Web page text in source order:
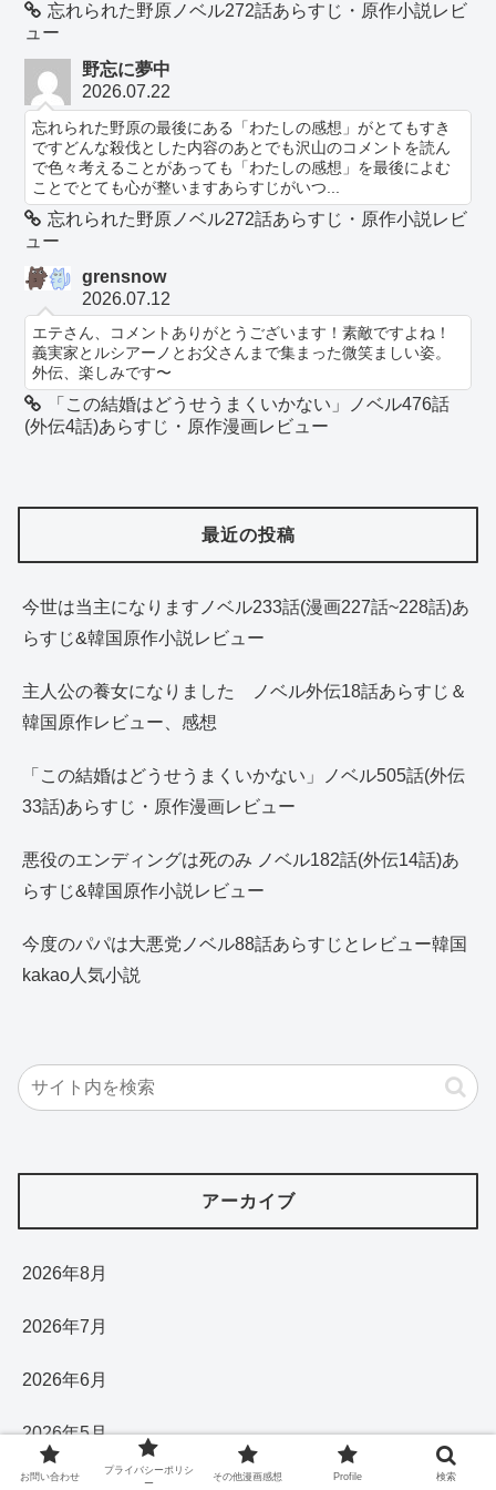
忘れられた野原ノベル272話あらすじ・原作小説レビ
ュー
野忘に夢中
2026.07.22
忘れられた野原の最後にある「わたしの感想」がとてもすき
ですどんな殺伐とした内容のあとでも沢山のコメントを読ん
で色々考えることがあっても「わたしの感想」を最後によむ
ことでとても心が整いますあらすじがいつ...
忘れられた野原ノベル272話あらすじ・原作小説レビ
ュー
grensnow
2026.07.12
エテさん、コメントありがとうございます！素敵ですよね！
義実家とルシアーノとお父さんまで集まった微笑ましい姿。
外伝、楽しみです〜
「この結婚はどうせうまくいかない」ノベル476話
(外伝4話)あらすじ・原作漫画レビュー
最近の投稿
今世は当主になりますノベル233話(漫画227話~228話)あ
らすじ&韓国原作小説レビュー
主人公の養女になりました ノベル外伝18話あらすじ＆
韓国原作レビュー、感想
「この結婚はどうせうまくいかない」ノベル505話(外伝
33話)あらすじ・原作漫画レビュー
悪役のエンディングは死のみ ノベル182話(外伝14話)あ
らすじ&韓国原作小説レビュー
今度のパパは大悪党ノベル88話あらすじとレビュー韓国
kakao人気小説
アーカイブ
2026年8月
2026年7月
2026年6月
2026年5月
お問い合わせ
プライバシーポリシ
ー
その他漫画感想 Profile 検索